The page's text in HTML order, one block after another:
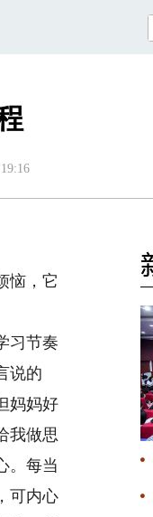
恼，它
习节奏
说的
妈妈好
我做思
。每当
可内心